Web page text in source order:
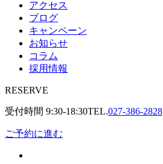
アクセス
ブログ
キャンペーン
お知らせ
コラム
採用情報
RESERVE
受付時間 9:30-18:30TEL.027-386-2828
ご予約に進む